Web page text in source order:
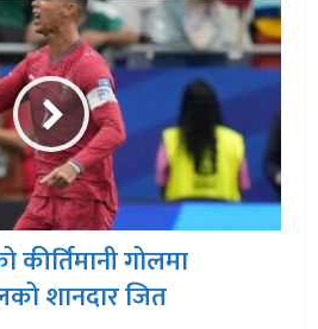
कीर्तिमानी गोलमा
शानदार जित